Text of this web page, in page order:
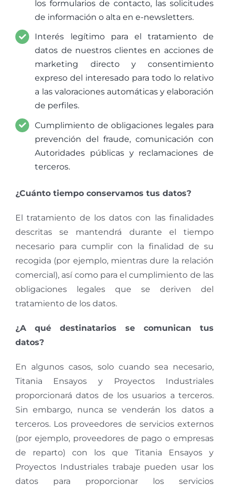
los formularios de contacto, las solicitudes
de información o alta en e-newsletters.
Interés legítimo para el tratamiento de
datos de nuestros clientes en acciones de
marketing directo y consentimiento
expreso del interesado para todo lo relativo
a las valoraciones automáticas y elaboración
de perfiles.
Cumplimiento de obligaciones legales para
prevención del fraude, comunicación con
Autoridades públicas y reclamaciones de
terceros.
¿Cuánto tiempo conservamos tus datos?
El tratamiento de los datos con las finalidades
descritas se mantendrá durante el tiempo
necesario para cumplir con la finalidad de su
recogida (por ejemplo, mientras dure la relación
comercial), así como para el cumplimiento de las
obligaciones legales que se deriven del
tratamiento de los datos.
¿A qué destinatarios se comunican tus
datos?
En algunos casos, solo cuando sea necesario,
Titania Ensayos y Proyectos Industriales
proporcionará datos de los usuarios a terceros.
Sin embargo, nunca se venderán los datos a
terceros. Los proveedores de servicios externos
(por ejemplo, proveedores de pago o empresas
de reparto) con los que Titania Ensayos y
Proyectos Industriales trabaje pueden usar los
datos para proporcionar los servicios